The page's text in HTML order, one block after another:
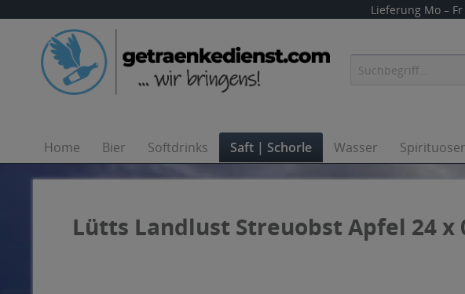
Lieferung Mo –
Home Bier Softdrinks Saft | Schorle Wasser
Lütts Landlust Streuobst Apfel 24 x